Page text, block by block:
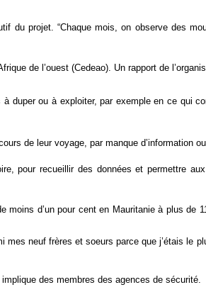
du projet. “Chaque mois, on observe des
de l’ouest (Cedeao). Un rapport de
duper ou à exploiter, par exemple en ce qui
de leur voyage, par manque d’information ou
pour recueillir des données et permettre
d’un pour cent en Mauritanie à plus de
neuf frères et soeurs parce que j’étais le
des membres des agences de sécurité.